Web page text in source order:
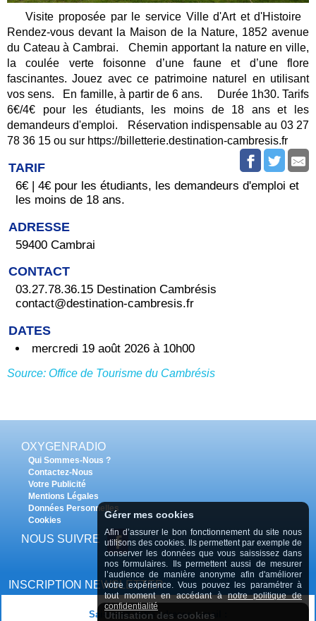
Visite proposée par le service Ville d'Art et d'Histoire
Rendez-vous devant la Maison de la Nature, 1852 avenue
du Cateau à Cambrai. Chemin apportant la nature en ville,
la coulée verte foisonne d’une faune et d’une flore
fascinantes. Jouez avec ce patrimoine naturel en utilisant
vos sens. En famille, à partir de 6 ans. Durée 1h30. Tarifs
6€/4€ pour les étudiants, les moins de 18 ans et les
demandeurs d'emploi. Réservation indispensable au 03 27
78 36 15 ou sur https://billetterie.destination-cambresis.fr
TARIF
6€ | 4€ pour les étudiants, les demandeurs d'emploi et
les moins de 18 ans.
ADRESSE
59400 Cambrai
CONTACT
03.27.78.36.15 Destination Cambrésis
contact@destination-cambresis.fr
DATES
mercredi 19 août 2026 à 10h00
Source: Office de Tourisme du Cambrésis
OXYGENRADIO
Qui Sommes-Nous ?
Contactez-Nous
Votre Publicité
Mentions Légales
Données Personnelles
Cookies
NOUS SUIVRE
INSCRIPTION NEWSLETTER
Saisissez votre adresse e-mail :
Utilisation des cookies
Gérer mes cookies
Afin d’assurer le bon fonctionnement du site nous
utilisons des cookies. Ils permettent par exemple de
conserver les données que vous saississez dans
nos formulaires. Ils permettent aussi de mesurer
l’audience de manière anonyme afin d'améliorer
votre expérience. Vous pouvez les paramétrer à
tout moment en accédant ànotre politique de
confidentialité